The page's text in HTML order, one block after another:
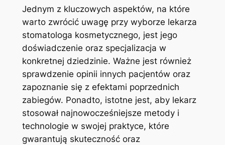
Jednym z kluczowych ​aspektów, na które‌
warto ⁤zwrócić uwagę przy wyborze⁢ lekarza ​
stomatologa kosmetycznego,‌ jest jego
⁤doświadczenie​ oraz specjalizacja w
konkretnej dziedzinie. Ważne jest również ​
sprawdzenie opinii innych pacjentów oraz
zapoznanie⁢ się z​ efektami poprzednich
zabiegów. Ponadto, istotne ‍jest, aby lekarz
stosował⁤ najnowocześniejsze metody⁢ i
technologie w swojej praktyce, które
gwarantują skuteczność⁢ oraz